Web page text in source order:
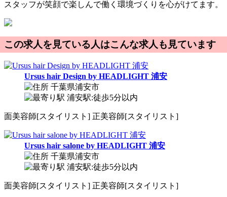
スタッフが笑顔で楽しんで働く環境づくりを心がけてます。
この求人を見ている人はこんな求人も見ています
Ursus hair Design by HEADLIGHT 浦安
千葉県浦安市
浦安駅:徒歩5分以内
面美容師[スタイリスト] 正美容師[スタイリスト]
Ursus hair salone by HEADLIGHT 浦安
千葉県浦安市
浦安駅:徒歩5分以内
面美容師[スタイリスト] 正美容師[スタイリスト]